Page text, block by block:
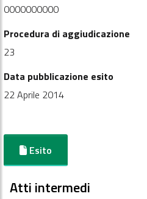
0000000000
Procedura di aggiudicazione
23
Data pubblicazione esito
22 Aprile 2014
Esito
Atti intermedi